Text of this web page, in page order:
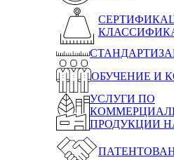
ОБУЧЕНИЕ И
УСЛУГИ ПО
ПРОДУКЦИИ